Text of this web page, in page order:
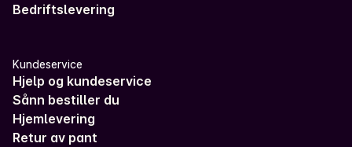
Bedriftslevering
Kundeservice
Hjelp og kundeservice
Sånn bestiller du
Hjemlevering
Retur av pant